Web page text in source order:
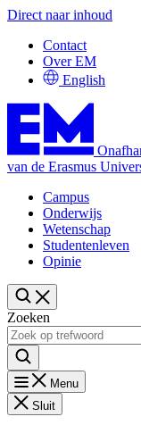
Direct naar inhoud
Contact
Over EM
English
van de Erasmus
Campus
Onderwijs
Wetenschap
Studentenleven
Opinie
Zoeken
Menu
Sluit